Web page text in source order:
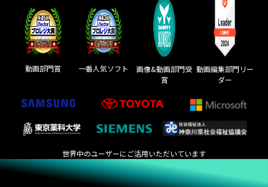
動画部門賞 一番人気ソフト
画像&動画部門受
賞
動画編集部門リー
ダー
世界中のユーザーにご活用いただいています